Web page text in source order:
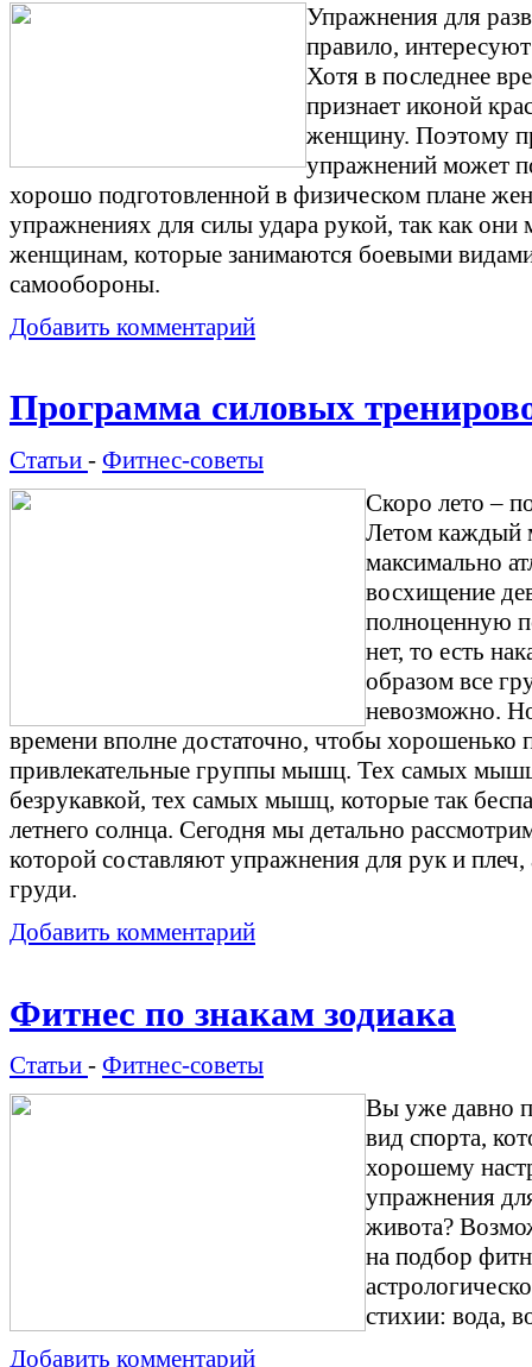
Упражнения для
правило,
Хотя в последнее
признает иконой
женщину. Поэтому
упражнений может
хорошо подготовленной в физическом плане
упражнениях для силы удара рукой, так как
женщинам, которые занимаются боевыми
самообороны.
Добавить комментарий
Программа силовых
Статьи - Фитнес-советы
Скоро лето –
Летом каждый
максимально
восхищение
полноценную
нет, то есть
образом все
невозможно.
времени вполне достаточно, чтобы хорошенько
привлекательные группы мышц. Тех самых
безрукавкой, тех самых мышц, которые так
летнего солнца. Сегодня мы детально
которой составляют упражнения для рук и
груди.
Добавить комментарий
Фитнес по знакам зодиака
Статьи - Фитнес-советы
Вы уже давно
вид спорта,
хорошему
упражнения
живота?
на подбор
стихии: вода,
Добавить комментарий